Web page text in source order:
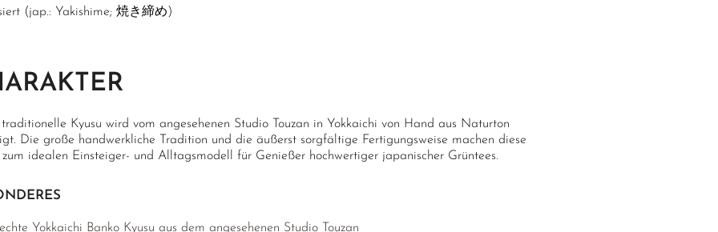
(jap.: Yakishime; 焼き締め)
Kyusu wird vom angesehenen Studio Touzan in Yokkaichi von Hand aus Naturton
Die große handwerkliche Tradition und die äußerst sorgfältige Fertigungsweise machen diese
zum idealen Einsteiger- und Alltagsmodell für Genießer hochwertiger japanischer Grüntees.
echte Yokkaichi Banko Kyusu aus dem angesehenen Studio Touzan